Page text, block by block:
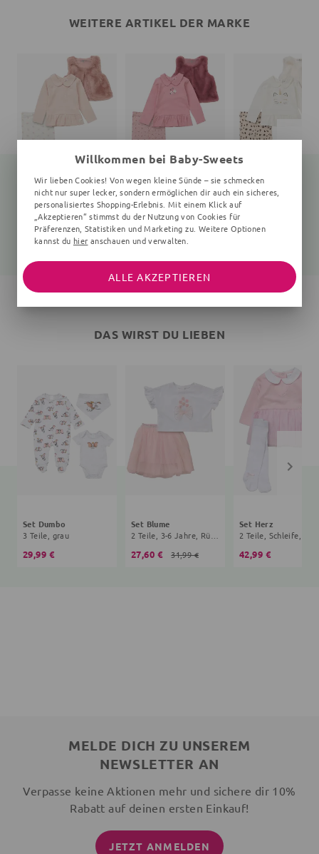
WEITERE ARTIKEL DER MARKE
Set Erdbeeren
3 Teile, Rüschen, braun, creme
42,99 €
Set Floral
3 Teile, Rüschen, rosa
42,99 €
DAS WIRST DU LIEBEN
Set Dumbo
3 Teile, grau
29,99 €
Set Blume
2 Teile, 3-6 Jahre, Rüschen, weiß, rosa
27,60 € 31,99 €
Set Herz
42,99 €
MELDE DICH ZU UNSEREM
NEWSLETTER AN
Verpasse keine Aktionen mehr und sichere dir 10%
Rabatt auf deinen ersten Einkauf!
JETZT ANMELDEN
Willkommen bei Baby-Sweets
Wir lieben Cookies! Von wegen kleine Sünde – sie schmecken
nicht nur super lecker, sondern ermöglichen dir auch ein sicheres,
personalisiertes Shopping-Erlebnis. Mit einem Klick auf
„Akzeptieren“ stimmst du der Nutzung von Cookies für
Präferenzen, Statistiken und Marketing zu. Weitere Optionen
kannst du hier anschauen und verwalten.
ALLE AKZEPTIEREN